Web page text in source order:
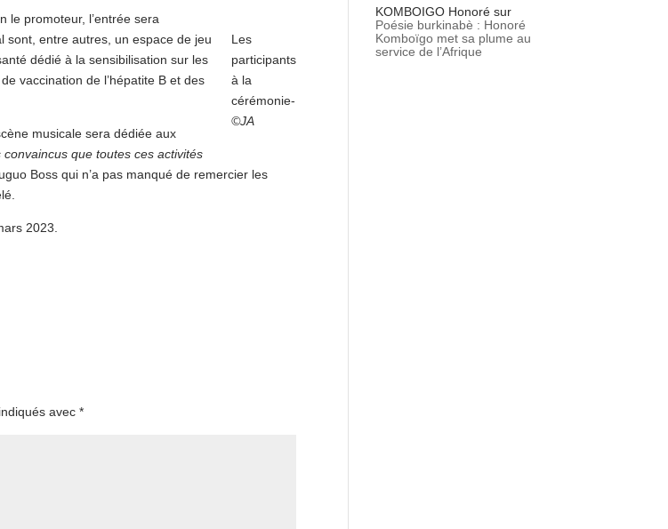
Les
participants
à la
cérémonie-
©JA
le promoteur, l’entrée sera
sont, entre autres, un espace de jeu
dédié à la sensibilisation sur les
vaccination de l’hépatite B et des
musicale sera dédiée aux
convaincus que toutes ces activités
Boss qui n’a pas manqué de remercier les
2023.
avec*
KOMBOIGO Honoré sur
Poésie burkinabè : Honoré
Komboïgo met sa plume au
service de l’Afrique